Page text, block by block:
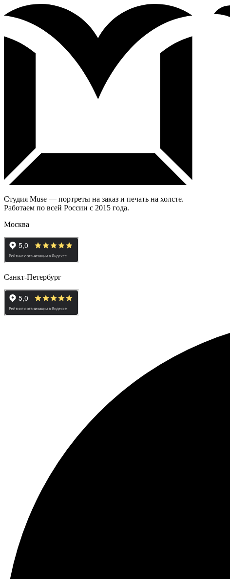
Студия Muse — портреты на заказ и печать на холсте.
Работаем по всей России с 2015 года.
Москва
Санкт-Петербург